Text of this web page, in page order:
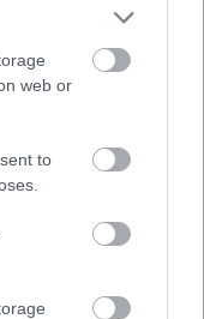
web or
to
(7) fogja is a